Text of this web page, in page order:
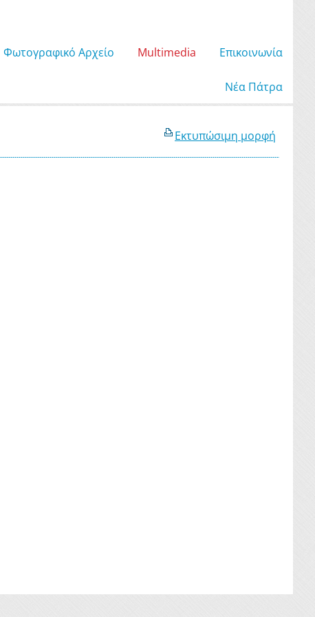
Φωτογραφικό Αρχείο Μultimedia Επικοινωνία
Νέα Πάτρα
Εκτυπώσιμη μορφή